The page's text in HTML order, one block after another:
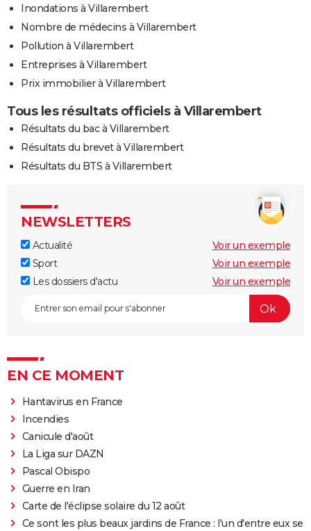
Inondations à Villarembert
Nombre de médecins à Villarembert
Pollution à Villarembert
Entreprises à Villarembert
Prix immobilier à Villarembert
Tous les résultats officiels à Villarembert
Résultats du bac à Villarembert
Résultats du brevet à Villarembert
Résultats du BTS à Villarembert
NEWSLETTERS
Actualité
Voir un exemple
Sport
Voir un exemple
Les dossiers d'actu
Voir un exemple
EN CE MOMENT
Hantavirus en France
Incendies
Canicule d'août
La Liga sur DAZN
Pascal Obispo
Guerre en Iran
Carte de l'éclipse solaire du 12 août
Ce sont les plus beaux jardins de France : l'un d'entre eux se